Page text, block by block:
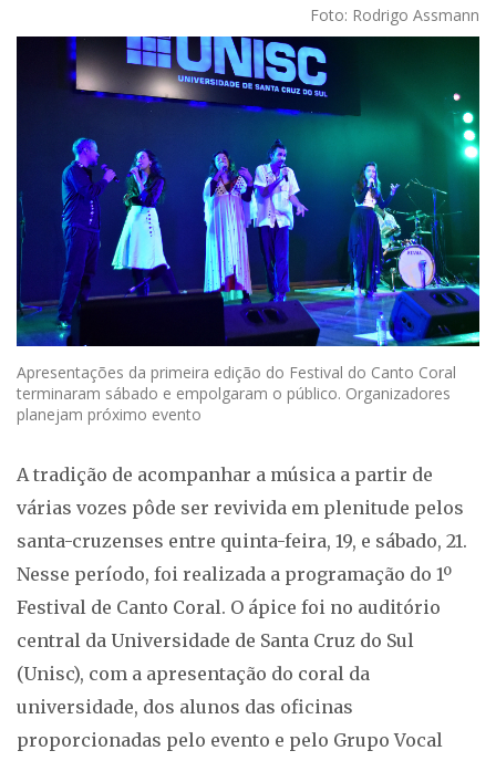
Foto: Rodrigo Assmann
Apresentações da primeira edição do Festival do Canto Coral
terminaram sábado e empolgaram o público. Organizadores
planejam próximo evento
A tradição de acompanhar a música a partir de
várias vozes pôde ser revivida em plenitude pelos
santa-cruzenses entre quinta-feira, 19, e sábado, 21.
Nesse período, foi realizada a programação do 1º
Festival de Canto Coral. O ápice foi no auditório
central da Universidade de Santa Cruz do Sul
(Unisc), com a apresentação do coral da
universidade, dos alunos das oficinas
proporcionadas pelo evento e pelo Grupo Vocal